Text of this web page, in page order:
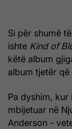
Si për shumë
ishte Kind of
këtë album
album tjetër
Pa dyshim,
mbijetuar në
Anderson -